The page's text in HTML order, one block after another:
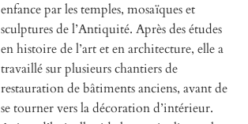
enfance par les temples, mosaïques et
sculptures de l’Antiquité. Après des études
en histoire de l’art et en architecture, elle a
travaillé sur plusieurs chantiers de
restauration de bâtiments anciens, avant de
se tourner vers la décoration d’intérieur.